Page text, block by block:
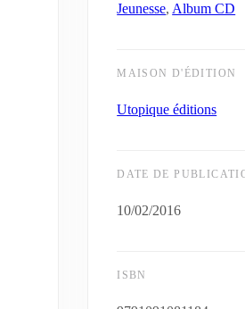
Jeunesse, Album CD
MAISON D'ÉDITION
Utopique éditions
DATE DE
10/02/2016
ISBN